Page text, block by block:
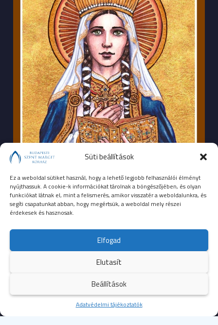
Süti beállítások
Ez a weboldal sütiket használ, hogy a lehető legjobb felhasználói élményt
nyújthassuk. A cookie-k információkat tárolnak a böngészőjében, és olyan
funkciókat látnak el, mint a felismerés, amikor visszatér a weboldalunkra, és
segíti csapatunkat abban, hogy megértsük, a weboldal mely részei
érdekesek és hasznosak.
Elfogad
Elutasít
Beállítások
Adatvédelmi tájékoztatók
Kezdőoldal
SEGÉLYHÍVÓSZÁMOK
104mentők
107rendőrség